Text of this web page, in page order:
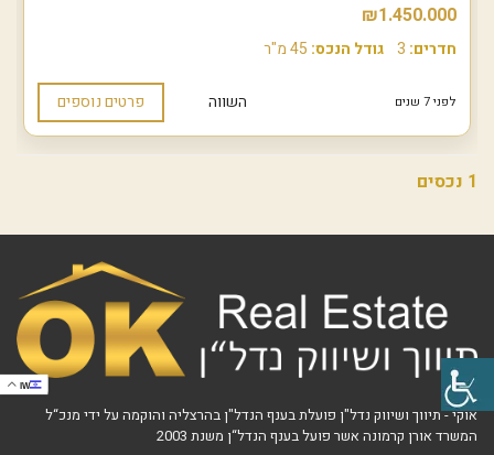
₪1.450.000
חדרים: 3 גודל הנכס: 45 מ"ר
לפני 7 שנים השווה פרטים נוספים
1 נכסים
אוקי - תיווך ושיווק נדל"ן פועלת בענף הנדל"ן בהרצליה והוקמה על ידי מנכ“ל
המשרד אורן קרמונה אשר פועל בענף הנדל“ן משנת 2003
IW